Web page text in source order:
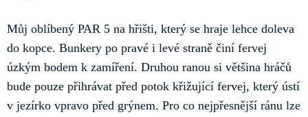
Můj oblíbený PAR 5 na hřišti, který se hraje lehce doleva
do kopce. Bunkery po pravé i levé straně činí fervej
úzkým bodem k zamíření. Druhou ranou si většina hráčů
bude pouze přihrávat před potok křižující fervej, který ústí
v jezírko vpravo před grýnem. Pro co nejpřesnější ránu lze